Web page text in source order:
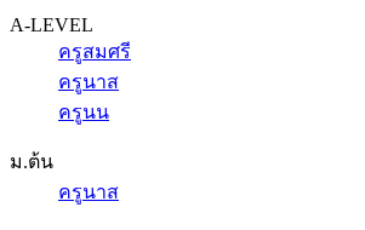
A-LEVEL
ครูสมศรี
ครูนาส
ครูนน
ม.ต้น
ครูนาส